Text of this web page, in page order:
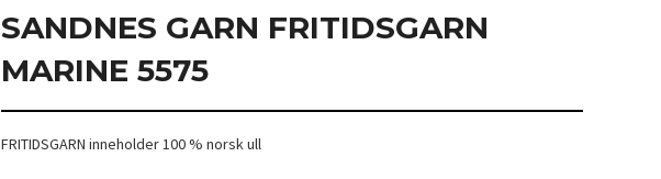
SANDNES GARN FRITIDSGARN
MARINE 5575
FRITIDSGARN inneholder 100 % norsk ull